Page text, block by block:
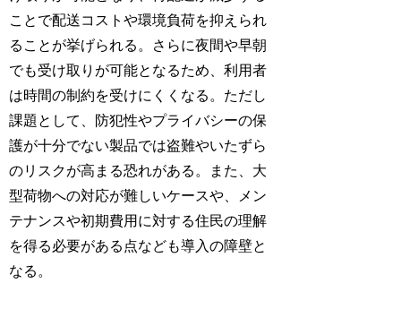
ことで配送コストや環境負荷を抑えられ
ることが挙げられる。さらに夜間や早朝
でも受け取りが可能となるため、利用者
は時間の制約を受けにくくなる。ただし
課題として、防犯性やプライバシーの保
護が十分でない製品では盗難やいたずら
のリスクが高まる恐れがある。また、大
型荷物への対応が難しいケースや、メン
テナンスや初期費用に対する住民の理解
を得る必要がある点なども導入の障壁と
なる。